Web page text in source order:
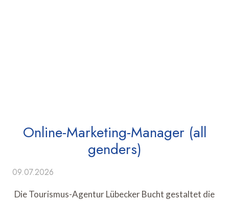
Online-Marketing-Manager (all
genders)
09.07.2026
Die Tourismus-Agentur Lübecker Bucht gestaltet die